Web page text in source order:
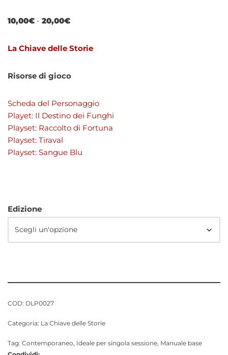
10,00€ - 20,00€
La Chiave delle Storie
Risorse di gioco
Scheda del Personaggio
Playet: Il Destino dei Funghi
Playset: Raccolto di Fortuna
Playset: Tiraval
Playset: Sangue Blu
Edizione
COD: DLP0027
Categoria: La Chiave delle Storie
Tag: Contemporaneo, Ideale per singola sessione, Manuale base